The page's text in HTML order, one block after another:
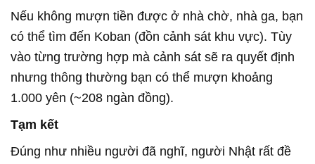
Nếu không mượn tiền được ở nhà chờ, nhà ga, bạn
có thể tìm đến Koban (đồn cảnh sát khu vực). Tùy
vào từng trường hợp mà cảnh sát sẽ ra quyết định
nhưng thông thường bạn có thể mượn khoảng
1.000 yên (~208 ngàn đồng).
Tạm kết
Đúng như nhiều người đã nghĩ, người Nhật rất đề